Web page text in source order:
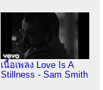
เนื้อเพลง Love Is A
Stillness - Sam Smith